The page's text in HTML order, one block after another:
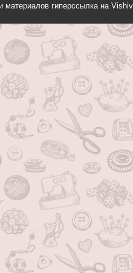
материалов гиперссылка на